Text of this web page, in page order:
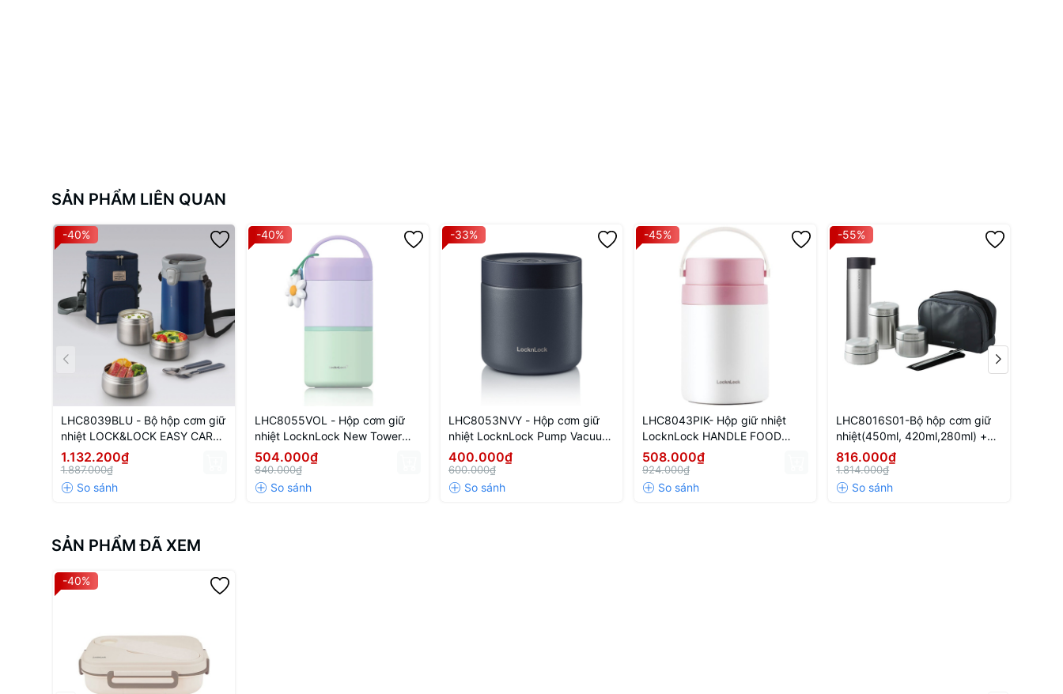
Không sử dụng sản phẩm cho các mục đích khác ngoài chỉ định.
Để tham khảo thêm các mẫu hộp đựng cơm trưa đa dạng về kiểu dáng, kích thước và chức năng, quý khách có thể xem thêm tại danh mục sản phẩm chính thức của LocknLock tại
đây:Hộp Đựng Cơm Trưa LocknLock
SẢN PHẨM LIÊN QUAN
-40%
LHC8039BLU - Bộ hộp cơm giữ
nhiệt LOCK&LOCK EASY CARRY
2.0L, 720ml*1, 420ml*2, bộ
muỗng và nĩa*1, túi đựng*1 -
Màu xanh
1.132.200₫
1.887.000₫
-40%
LHC8055VOL - Hộp cơm giữ
nhiệt LocknLock New Tower
Vacuum Lunch box (330ml,
520ml) - Màu tím
504.000₫
840.000₫
-33%
LHC8053NVY - Hộp cơm giữ
nhiệt LocknLock Pump Vacuum
Lunch box 500ml - Màu xanh
navy
400.000₫
600.000₫
-45%
LHC8043PIK- Hộp giữ nhiệt
LocknLock HANDLE FOOD
JAR-1L- Màu hồng
508.000₫
924.000₫
-55%
LHC8016S01-Bộ hộp cơm giữ
nhiệt(450ml, 420ml,280ml) +
bình giữ nhiệt (400ml) L&L
bằng thép không gỉ
816.000₫
1.814.000₫
SẢN PHẨM ĐÃ XEM
-40%